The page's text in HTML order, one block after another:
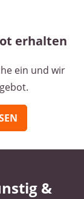
erhalten
ein und wir
&